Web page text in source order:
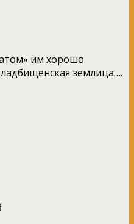
им хорошо
землица….